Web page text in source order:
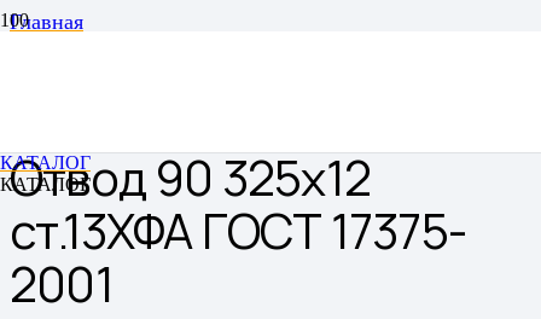
КАТАЛОГ
КАТАЛОГ
Главная
Отвод 90 325х12
ст.13ХФА ГОСТ 17375-
2001